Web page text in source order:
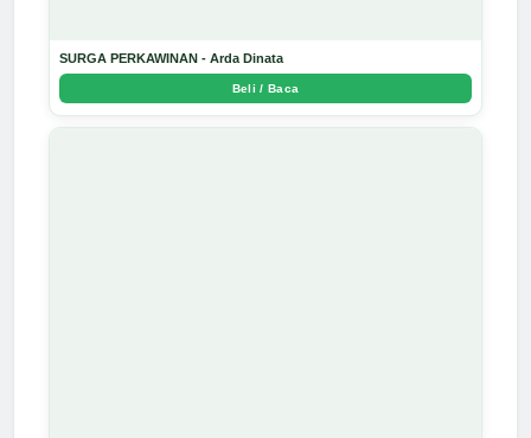
SURGA PERKAWINAN - Arda Dinata
Beli / Baca